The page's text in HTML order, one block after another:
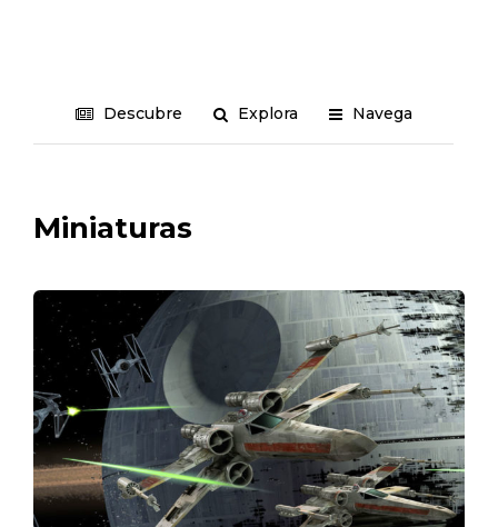
Descubre Explora Navega
Miniaturas